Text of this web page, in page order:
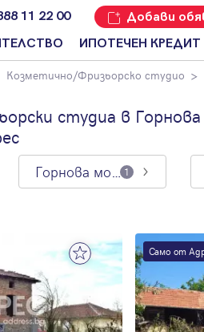
11 22 00 Добави
ИПОТЕЧЕН КРЕДИТ
Козметично/Фризьорско студио
студиа в
Горнова могила 1
Само от